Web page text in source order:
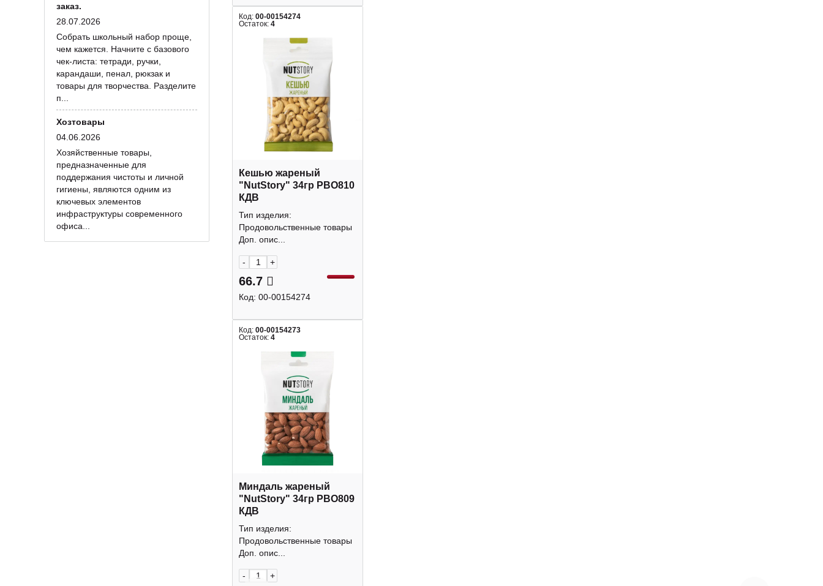
заказ.
28.07.2026
Собрать школьный набор проще,
чем кажется. Начните с базового
чек-листа: тетради, ручки,
карандаши, пенал, рюкзак и
товары для творчества. Разделите
п...
Хозтовары
04.06.2026
Хозяйственные товары,
предназначенные для
поддержания чистоты и личной
гигиены, являются одним из
ключевых элементов
инфраструктуры современного
офиса...
Код: 00-00154274
Остаток: 4
Кешью жареный
"NutStory" 34гр РВО810
КДВ
Тип изделия:
Продовольственные товары
Доп. опис...
- +
66.7
Код: 00-00154274
Код: 00-00154273
Остаток: 4
Миндаль жареный
"NutStory" 34гр РВО809
КДВ
Тип изделия:
Продовольственные товары
Доп. опис...
- +